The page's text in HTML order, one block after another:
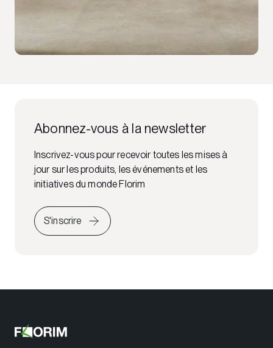
Abonnez-vous à la newsletter
Inscrivez-vous pour recevoir toutes les mises à
jour sur les produits, les événements et les
initiatives du monde Florim
S'inscrire